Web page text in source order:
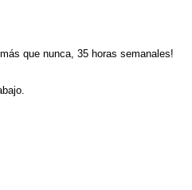
que nunca, 35 horas semanales!